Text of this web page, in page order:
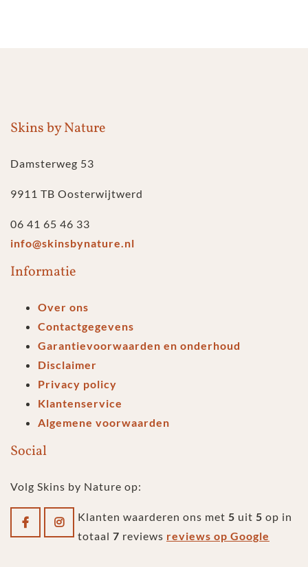
Skins by Nature
Damsterweg 53
9911 TB Oosterwijtwerd
06 41 65 46 33
info@skinsbynature.nl
Informatie
Over ons
Contactgegevens
Garantievoorwaarden en onderhoud
Disclaimer
Privacy policy
Klantenservice
Algemene voorwaarden
Social
Volg Skins by Nature op:
Klanten waarderen ons met 5 uit 5 op in
totaal 7 reviews reviews op Google